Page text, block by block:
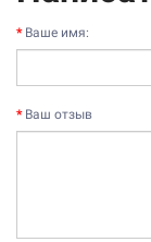
Ваше имя:
Ваш отзыв